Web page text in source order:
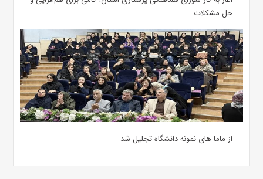
حل مشکلات
از ماما های نمونه دانشگاه تجلیل شد